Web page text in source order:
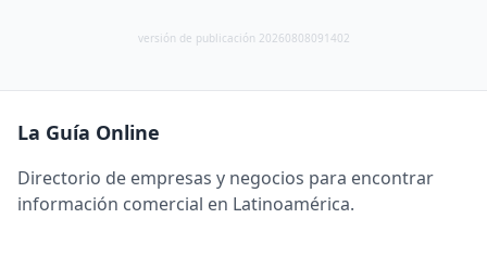
versión de publicación 20260808091402
La Guía Online
Directorio de empresas y negocios para encontrar
información comercial en Latinoamérica.